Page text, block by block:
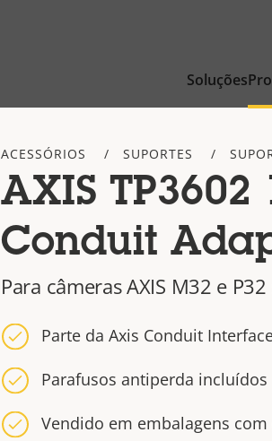
Soluções
ACESSÓRIOS SUPORTES
AXIS TP3602
Conduit
Para câmeras AXIS M32 e
Parte da Axis Conduit
Parafusos antiperda incluídos
Vendido em embalagens